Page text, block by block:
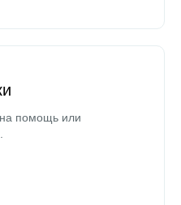
помощь или